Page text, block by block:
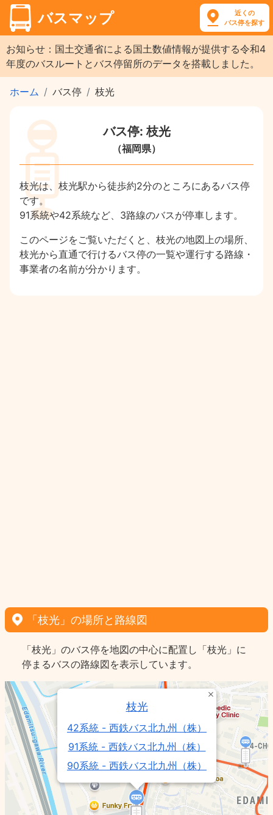
バスマップ
近くの
バス停を探す
お知らせ：国土交通省による国土数値情報が提供する令和4
年度のバスルートとバス停留所のデータを搭載しました。
ホーム バス停 枝光
バス停: 枝光
（福岡県）
枝光は、枝光駅から徒歩約2分のところにあるバス停
です。
91系統や42系統など、3路線のバスが停車します。
このページをご覧いただくと、枝光の地図上の場所、
枝光から直通で行けるバス停の一覧や運行する路線・
事業者の名前が分かります。
「枝光」の場所と路線図
「枝光」のバス停を地図の中心に配置し「枝光」に
停まるバスの路線図を表示しています。
枝光
42系統 - 西鉄バス北九州（株）
91系統 - 西鉄バス北九州（株）
90系統 - 西鉄バス北九州（株）